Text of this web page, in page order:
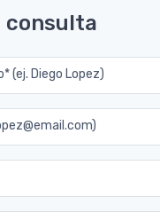
consulta
(ej. Diego Lopez)